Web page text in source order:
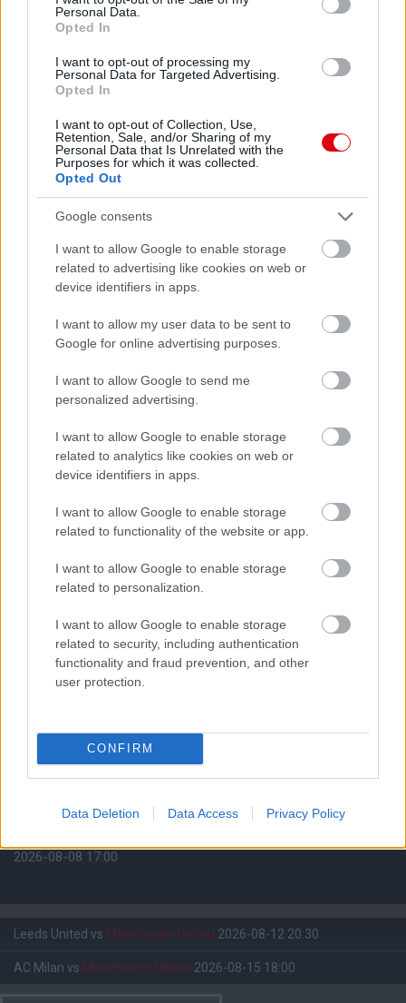
Personal Data.
Opted In
I want to opt-out of processing my
Personal Data for Targeted Advertising.
Opted In
I want to opt-out of Collection, Use,
Retention, Sale, and/or Sharing of my
Personal Data that Is Unrelated with the
Purposes for which it was collected.
Opted Out
Google consents
I want to allow Google to enable storage
related to advertising like cookies on web or
device identifiers in apps.
I want to allow my user data to be sent to
Google for online advertising purposes.
I want to allow Google to send me
personalized advertising.
I want to allow Google to enable storage
related to analytics like cookies on web or
device identifiers in apps.
I want to allow Google to enable storage
related to functionality of the website or app.
I want to allow Google to enable storage
related to personalization.
I want to allow Google to enable storage
related to security, including authentication
functionality and fraud prevention, and other
user protection.
CONFIRM
Data Deletion Data Access Privacy Policy
Meccs Center
Paris Saint-Germain
Felkészülési szezon 4. mérkőzés
2026-08-08 17:00
Leeds United vs Manchester United 2026-08-12 20:30
AC Milan vs Manchester United 2026-08-15 18:00